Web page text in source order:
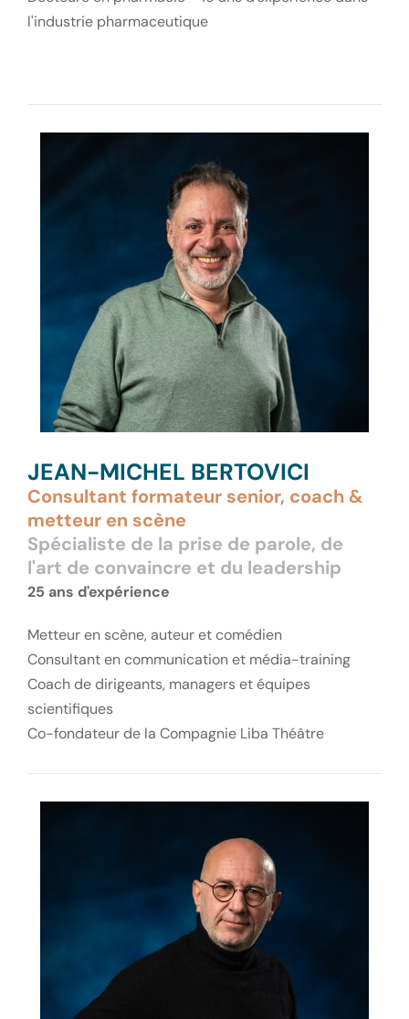
l'industrie pharmaceutique
JEAN-MICHEL BERTOVICI
Consultant formateur senior, coach &
metteur en scène
Spécialiste de la prise de parole, de
l'art de convaincre et du leadership
25 ans d'expérience
Metteur en scène, auteur et comédien
Consultant en communication et média-training
Coach de dirigeants, managers et équipes
scientifiques
Co-fondateur de la Compagnie Liba Théâtre